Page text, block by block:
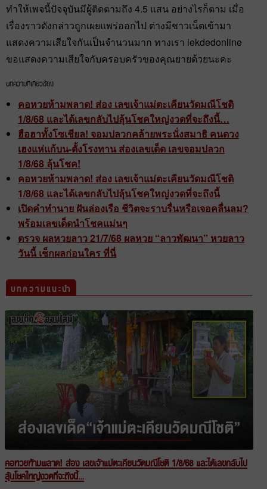
ทำให้เพจนี้ปัจจุบันมีผู้ติดตามถึง 4.5 แสน อย่างไรก็ตาม เมื่อ
เรื่องราวดังกล่าวถูกเผยแพร่ออกไป ต่างมีชาวเน็ตเข้ามา
แสดงความเสียใจกันเป็นจำนวนมาก ทางเรา lekdedonline
ขอแสดงความเสียใจกับครอบครัวของคุณยายด้วยนะคะ
บทความที่เกี่ยวข้อง
คอหวยห้ามพลาด! ส่อง เลขเจ้าแม่ตะเคียนวัดมณีโชติ
1/8/68 และได้เลขกลับไปลุ้นโชคใหญ่งวดที่จะถึงนี้…
ฮือฮาทั้งโซเชียล! จอมปลวกคล้ายพระนั่งสมาธิ คนดวง
เฮงแห่แก้บน-ตั้งโรงทาน ส่องเลขเด็ด เลขจอมปลวก
1/8/68 ลุ้นโชค!
คอหวยห้ามพลาด! ส่อง เลขเจ้าแม่ตะเคียนวัดมณีโชติ
1/8/68 และได้เลขกลับไปลุ้นโชคใหญ่งวดที่จะถึงนี้
เปิดคำทำนาย ฝันล่องเรือ ชีวิตจะราบรื่นหรือเจอคลื่นลม?
พร้อมเลขเด็ดนำโชคแม่นๆ
ตรวจ ผลหวยลาว 21/7/68 ผลหวย “ลาวพัฒนา” หวยลาว
วันนี้ เช็กผลก่อนใคร ที่นี่
บทความแนะนำ
คอหวยห้ามพลาด! ส่อง เลขเจ้าแม่ตะเคียนวัดมณีโชติ 1/8/68 และได้เลขกลับไป
ลุ้นโชคใหญ่งวดที่จะถึงนี้…